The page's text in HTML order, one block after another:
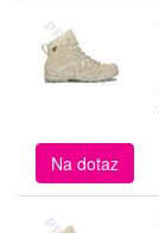
Na dotaz